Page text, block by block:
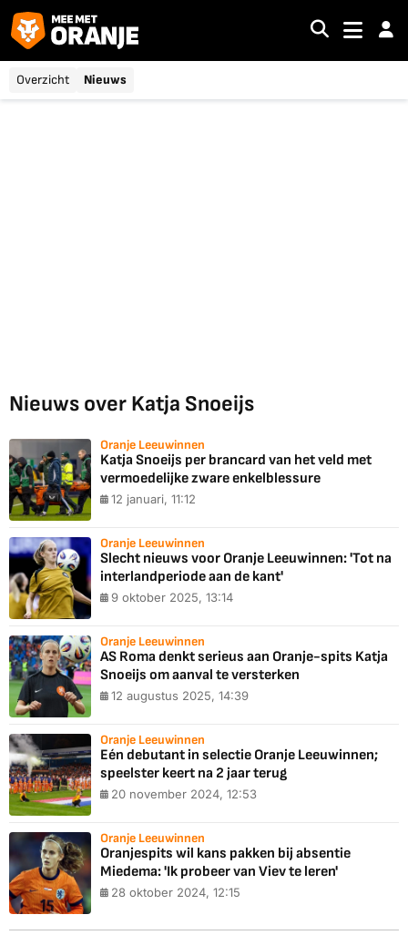
Overzicht Nieuws
Nieuws over Katja Snoeijs
Oranje Leeuwinnen
Katja Snoeijs per brancard van het veld met
vermoedelijke zware enkelblessure
12 januari, 11:12
Oranje Leeuwinnen
Slecht nieuws voor Oranje Leeuwinnen: 'Tot na
interlandperiode aan de kant'
9 oktober 2025, 13:14
Oranje Leeuwinnen
AS Roma denkt serieus aan Oranje-spits Katja
Snoeijs om aanval te versterken
12 augustus 2025, 14:39
Oranje Leeuwinnen
Eén debutant in selectie Oranje Leeuwinnen;
speelster keert na 2 jaar terug
20 november 2024, 12:53
Oranje Leeuwinnen
Oranjespits wil kans pakken bij absentie
Miedema: 'Ik probeer van Viev te leren'
28 oktober 2024, 12:15